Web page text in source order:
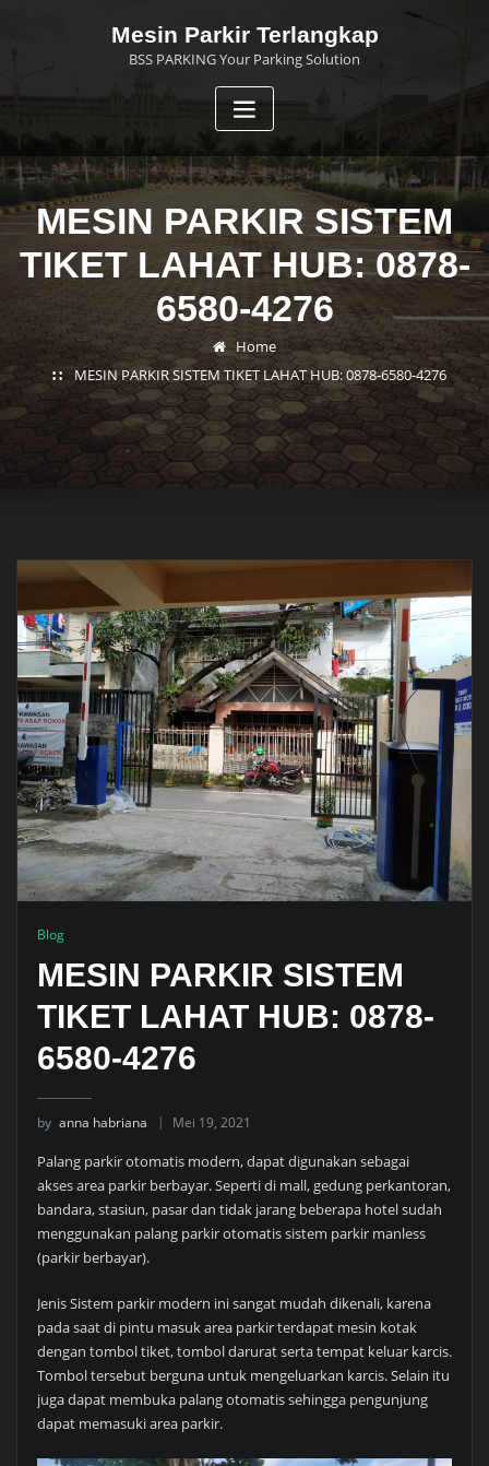
Mesin Parkir Terlangkap
BSS PARKING Your Parking Solution
MESIN PARKIR SISTEM
TIKET LAHAT HUB: 0878-
6580-4276
Home
MESIN PARKIR SISTEM TIKET LAHAT HUB: 0878-6580-4276
Blog
MESIN PARKIR SISTEM
TIKET LAHAT HUB: 0878-
6580-4276
by anna habriana Mei 19, 2021
Palang parkir otomatis modern, dapat digunakan sebagai
akses area parkir berbayar. Seperti di mall, gedung perkantoran,
bandara, stasiun, pasar dan tidak jarang beberapa hotel sudah
menggunakan palang parkir otomatis sistem parkir manless
(parkir berbayar).
Jenis Sistem parkir modern ini sangat mudah dikenali, karena
pada saat di pintu masuk area parkir terdapat mesin kotak
dengan tombol tiket, tombol darurat serta tempat keluar karcis.
Tombol tersebut berguna untuk mengeluarkan karcis. Selain itu
juga dapat membuka palang otomatis sehingga pengunjung
dapat memasuki area parkir.